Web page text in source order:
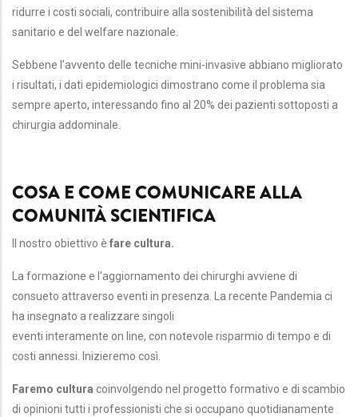
ridurre i costi sociali, contribuire alla sostenibilità del sistema
sanitario e del welfare nazionale.
Sebbene l’avvento delle tecniche mini-invasive abbiano migliorato
i risultati, i dati epidemiologici dimostrano come il problema sia
sempre aperto, interessando fino al 20% dei pazienti sottoposti a
chirurgia addominale.
COSA E COME COMUNICARE ALLA
COMUNITÀ SCIENTIFICA
Il nostro obiettivo è fare cultura.
La formazione e l'aggiornamento dei chirurghi avviene di
consueto attraverso eventi in presenza. La recente Pandemia ci
ha insegnato a realizzare singoli
eventi interamente on line, con notevole risparmio di tempo e di
costi annessi. Inizieremo così.
Faremo cultura coinvolgendo nel progetto formativo e di scambio
di opinioni tutti i professionisti che si occupano quotidianamente